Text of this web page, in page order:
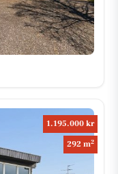
1.195.000 kr
292 m2